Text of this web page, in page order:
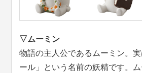
▽ムーミン
物語の主人公であるムーミン。
ール」という名前の妖精です。